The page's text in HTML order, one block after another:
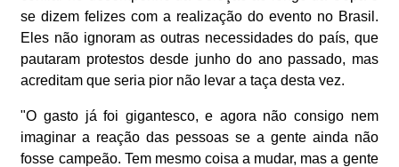
se dizem felizes com a realização do evento no Brasil.
Eles não ignoram as outras necessidades do país, que
pautaram protestos desde junho do ano passado, mas
acreditam que seria pior não levar a taça desta vez.
"O gasto já foi gigantesco, e agora não consigo nem
imaginar a reação das pessoas se a gente ainda não
fosse campeão. Tem mesmo coisa a mudar, mas a gente